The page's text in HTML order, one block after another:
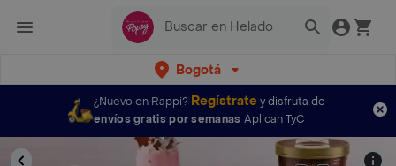
Bogotá
¿Nuevo en Rappi? Regístratey disfruta de
envíos gratis por semanas Aplican TyC